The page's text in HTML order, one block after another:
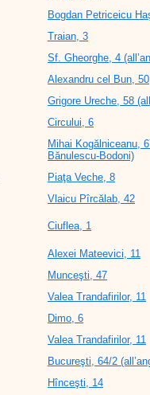
Bogdan Petriceicu
Traian, 3
Sf. Gheorghe, 4
Alexandru cel Bun, 50
Grigore Ureche, 58
Circului, 6
Mihai Kogălniceanu,
Bănulescu-Bodoni)
Piaţa Veche, 8
Vlaicu Pîrcălab, 42
Ciuflea, 1
Alexei Mateevici, 11
Munceşti, 47
Valea Trandafirilor, 11
Dimo, 6
Valea Trandafirilor, 11
Bucureşti, 64/2
Hînceşti, 14